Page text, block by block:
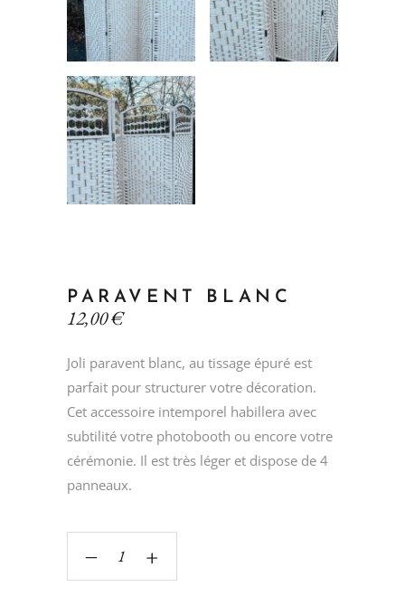
PARAVENT BLANC
12,00€
Joli paravent blanc, au tissage épuré est
parfait pour structurer votre décoration.
Cet accessoire intemporel habillera avec
subtilité votre photobooth ou encore votre
cérémonie. Il est très léger et dispose de 4
panneaux.
‒ +